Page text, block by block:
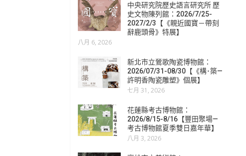
中央研究院歷史語言研究所 歷
史文物陳列館：2026/7/25-
2027/2/3【《親近國寶－帶刻
辭鹿頭骨》特展】
八月 6, 2026
新北市立鶯歌陶瓷博物館：
2026/07/31-08/30【《構･築—
許明香陶瓷雕塑》個展】
七月 31, 2026
花蓮縣考古博物館：
2026/8/15-8/16【豐田聚場—
考古博物館夏季雙日嘉年華】
八月 3, 2026